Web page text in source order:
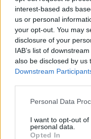
interest-based ads
us or personal
your opt-out. You may
disclosure of your
IAB’s list of
also be disclosed by us
Downstream
Personal Data
I want to opt-out
personal data.
Opted In
svůj střet zájmů vždy
ošklivé, když v radě
v Příbrami placeným
měsíčně jako krajský
Vařeka by mu jako
jednání příbramského
Už jej nikdy nepozdraví
stejně). V závěru
ptát. Podle pana Vařeky